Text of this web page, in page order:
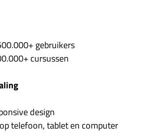
gebruikers
cursussen
design
telefoon, tablet en computer